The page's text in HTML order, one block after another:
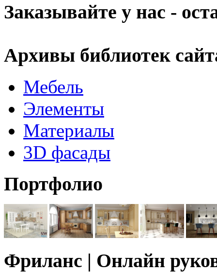
Заказывайте у нас -
Архивы библиотек
Мебель
Элементы
Материалы
3D фасады
Портфолио
Фриланс | Онлайн